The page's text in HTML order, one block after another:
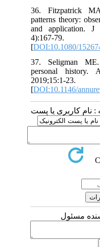
36. Fitzpatrick
patterns theory:
and application.
[DOI:10.1080/
37. Seligman
personal
2019;15:1-
[DOI:10.1146/
نام کاربری یا پست
مسئول